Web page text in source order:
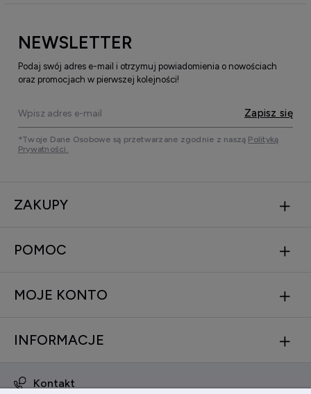
NEWSLETTER
Podaj swój adres e-mail i otrzymuj powiadomienia o nowościach
oraz promocjach w pierwszej kolejności!
Zapisz się
*Twoje Dane Osobowe są przetwarzane zgodnie z naszą Polityką
Prywatności.
ZAKUPY
POMOC
MOJE KONTO
INFORMACJE
Kontakt